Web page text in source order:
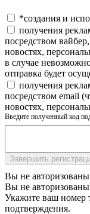
*создания и
получения
посредством
новостях,
в случае
отправка будет
получения
посредством email
новостях,
Введите полученный код
Завершить
Вы не авторизованы
Вы не авторизованы
Укажите ваш номер
подтверждения.